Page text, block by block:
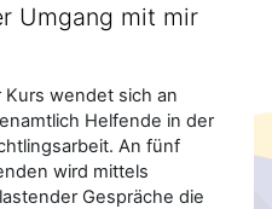
Umgang mit mir
Kurs wendet sich an
Helfende in der
An fünf
wird mittels
Gespräche die